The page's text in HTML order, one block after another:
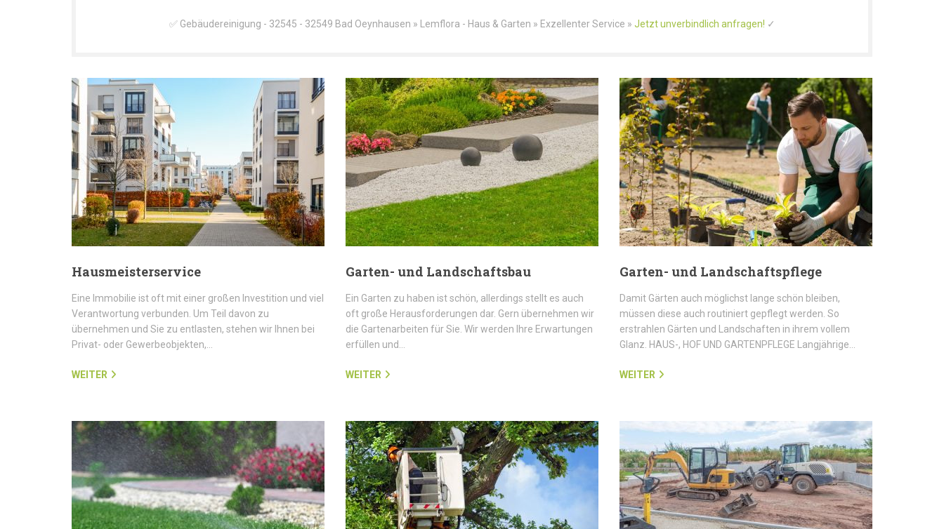
✅ Gebäudereinigung - 32545 - 32549 Bad Oeynhausen » Lemflora - Haus & Garten » Exzellenter Service » Jetzt unverbindlich anfragen! ✓
Hausmeisterservice
Eine Immobilie ist oft mit einer großen Investition und viel
Verantwortung verbunden. Um Teil davon zu
übernehmen und Sie zu entlasten, stehen wir Ihnen bei
Privat- oder Gewerbeobjekten,…
WEITER
Garten- und Landschaftsbau
Ein Garten zu haben ist schön, allerdings stellt es auch
oft große Herausforderungen dar. Gern übernehmen wir
die Gartenarbeiten für Sie. Wir werden Ihre Erwartungen
erfüllen und…
WEITER
Garten- und Landschaftspflege
Damit Gärten auch möglichst lange schön bleiben,
müssen diese auch routiniert gepflegt werden. So
erstrahlen Gärten und Landschaften in ihrem vollem
Glanz. HAUS-, HOF UND GARTENPFLEGE Langjährige…
WEITER